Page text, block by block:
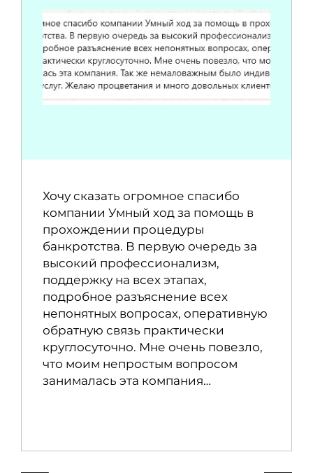
Хочу сказать огромное спасибо
компании Умный ход за помощь в
прохождении процедуры
банкротства. В первую очередь за
высокий профессионализм,
поддержку на всех этапах,
подробное разъяснение всех
непонятных вопросах, оперативную
обратную связь практически
круглосуточно. Мне очень повезло,
что моим непростым вопросом
занималась эта компания…